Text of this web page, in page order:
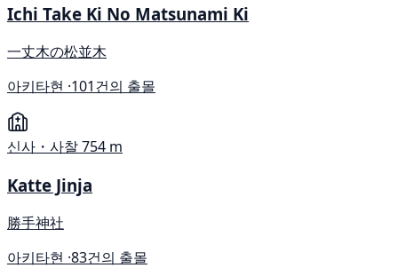
Ichi Take Ki No Matsunami Ki
一丈木の松並木
아키타현 ·101건의 출몰
신사・사찰754 m
Katte Jinja
勝手神社
아키타현 ·83건의 출몰